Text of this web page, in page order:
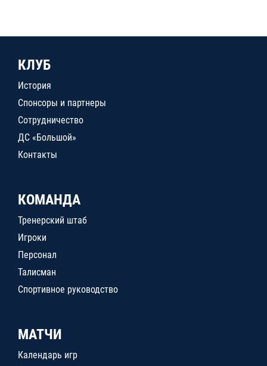
КЛУБ
История
Спонсоры и партнеры
Сотрудничество
ДС «Большой»
Контакты
КОМАНДА
Тренерский штаб
Игроки
Персонал
Талисман
Спортивное руководство
МАТЧИ
Календарь игр